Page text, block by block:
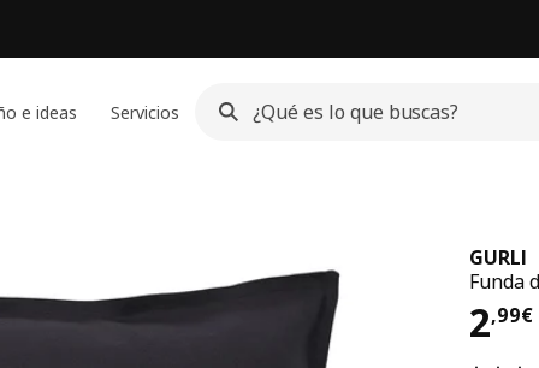
e ideas Servicios
GURLI
Funda
2,99€
El